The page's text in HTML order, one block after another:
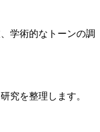
学術的なトーンの調
究を整理します。